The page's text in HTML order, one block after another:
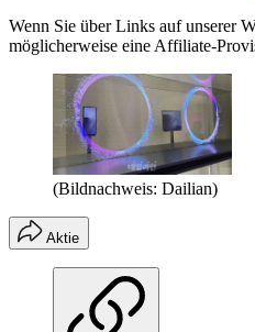
Wenn Sie über Links auf unserer
möglicherweise eine Affiliate-
(Bildnachweis: Dailian)
Aktie